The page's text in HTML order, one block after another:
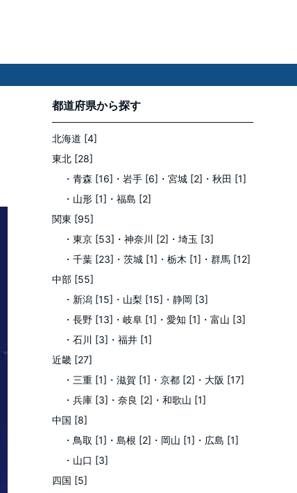
都道府県から探す
北海道 [4]
東北 [28]
・青森 [16] ・岩手 [6] ・宮城 [2] ・秋田 [1]
・山形 [1] ・福島 [2]
関東 [95]
・東京 [53] ・神奈川 [2] ・埼玉 [3]
・千葉 [23] ・茨城 [1] ・栃木 [1] ・群馬 [12]
中部 [55]
・新潟 [15] ・山梨 [15] ・静岡 [3]
・長野 [13] ・岐阜 [1] ・愛知 [1] ・富山 [3]
・石川 [3] ・福井 [1]
近畿 [27]
・三重 [1] ・滋賀 [1] ・京都 [2] ・大阪 [17]
・兵庫 [3] ・奈良 [2] ・和歌山 [1]
中国 [8]
・鳥取 [1] ・島根 [2] ・岡山 [1] ・広島 [1]
・山口 [3]
四国 [5]